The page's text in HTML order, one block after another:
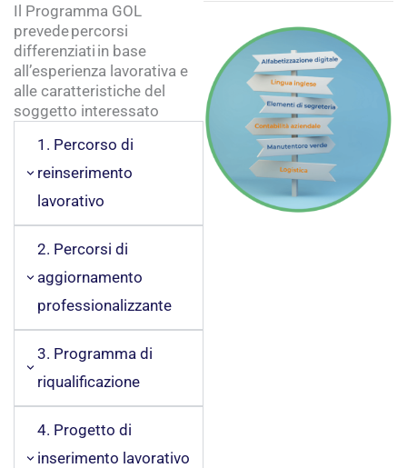
Il Programma GOL
prevede percorsi
differenziati in base
all’esperienza lavorativa e
alle caratteristiche del
soggetto interessato
1. Percorso di
reinserimento
lavorativo
2. Percorsi di
aggiornamento
professionalizzante
3. Programma di
riqualificazione
4. Progetto di
inserimento lavorativo